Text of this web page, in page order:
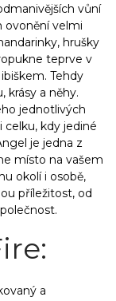
vůní
ovonění velmi
hrušky
teprve v
Tehdy
krásy a něhy.
jednotlivých
celku, kdy jediné
je jedna z
místo na vašem
okolí i osobě,
příležitost, od
a